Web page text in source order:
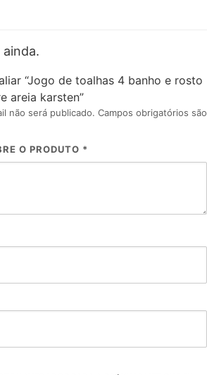
ainda.
“Jogo de toalhas 4 banho e rosto
areia karsten”
não será publicado. Campos obrigatórios são
O PRODUTO *